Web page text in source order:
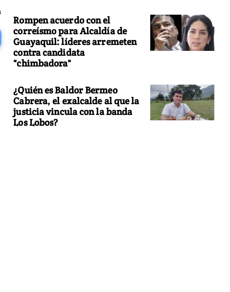
Rompen acuerdo con el
correísmo para Alcaldía de
Guayaquil: líderes arremeten
contra candidata
"chimbadora"
¿Quién es Baldor Bermeo
Cabrera, el exalcalde al que la
justicia vincula con la banda
Los Lobos?